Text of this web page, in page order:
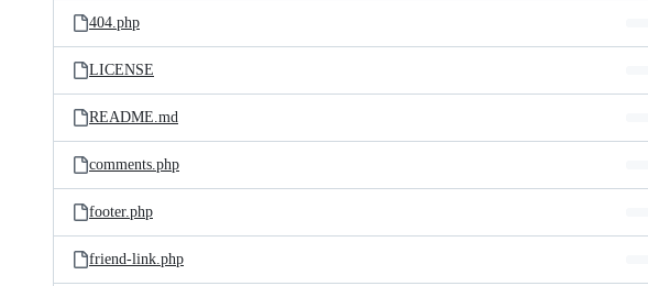
404.php
LICENSE
README.md
comments.php
footer.php
friend-link.php